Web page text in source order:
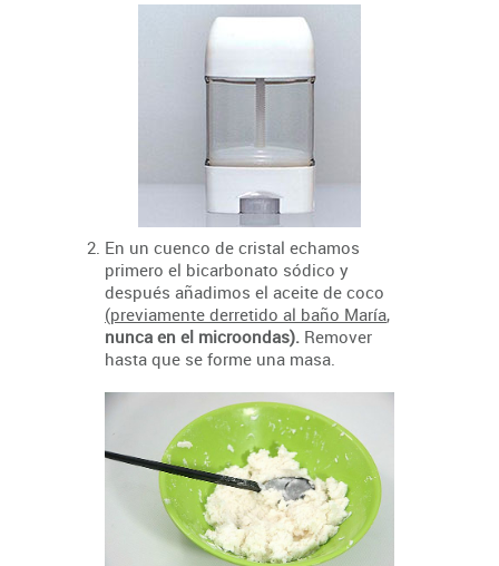
En un cuenco de cristal echamos
primero el bicarbonato sódico y
después añadimos el aceite de coco
(previamente derretido al baño María,
nunca en el microondas). Remover
hasta que se forme una masa.